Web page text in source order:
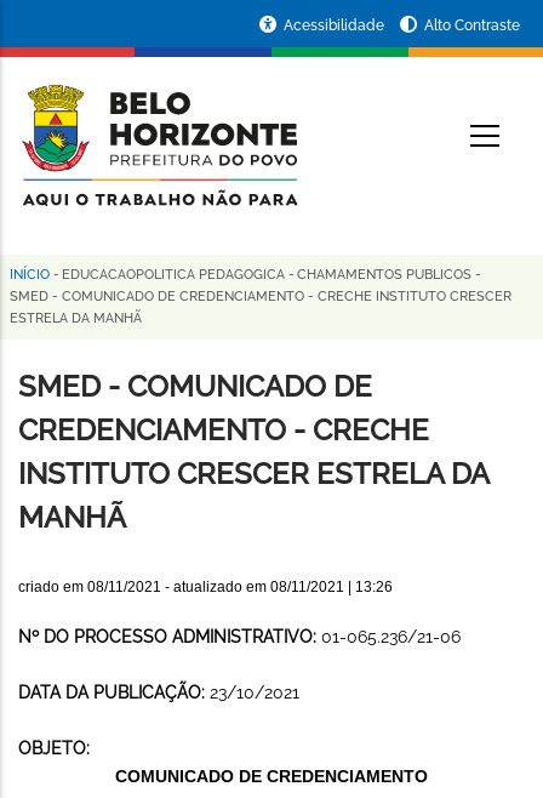
conteúdo
principal
da
Prefeitura
de
Horizonte
Acessibilidade Alto Contraste
Trilha
de
navegação
INÍCIO - EDUCACAOPOLITICA PEDAGOGICA - CHAMAMENTOS PUBLICOS -
SMED - COMUNICADO DE CREDENCIAMENTO - CRECHE INSTITUTO CRESCER
ESTRELA DA MANHÃ
SMED - COMUNICADO DE
CREDENCIAMENTO - CRECHE
INSTITUTO CRESCER ESTRELA DA
MANHÃ
criado em 08/11/2021 - atualizado em 08/11/2021 | 13:26
Nº DO PROCESSO ADMINISTRATIVO: 01-065.236/21-06
DATA DA PUBLICAÇÃO: 23/10/2021
OBJETO:
COMUNICADO DE CREDENCIAMENTO